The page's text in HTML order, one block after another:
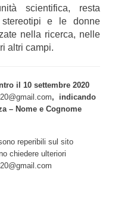
scientifica, resta
stereotipi e le donne
nella ricerca, nelle
altri campi.
il 10 settembre 2020
, indicando
– Nome e Cognome
reperibili sul sito
chiedere ulteriori